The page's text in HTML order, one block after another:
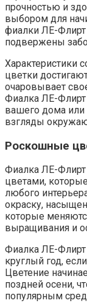
прочностью и
выбором для
фиалки ЛЕ-Флирт
подвержены
Характеристики
цветки
очаровывает
Фиалка ЛЕ-
вашего дома или
взгляды
Роскошные
Фиалка ЛЕ-
цветами,
любого
окраску,
которые
выращивания и
Фиалка ЛЕ-
круглый год,
Цветение
поздней осени,
популярным